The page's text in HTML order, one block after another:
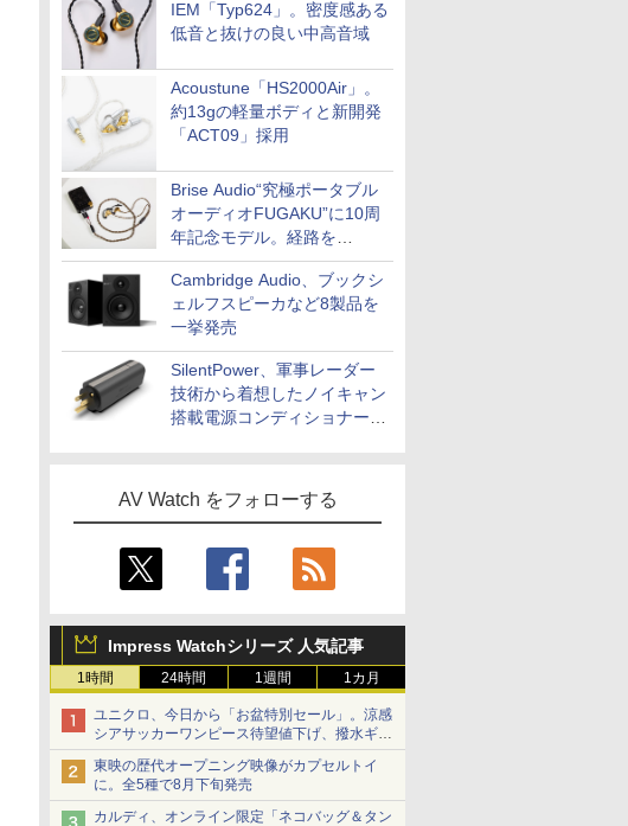
IEM「Typ624」。密度感ある
低音と抜けの良い中高音域
Acoustune「HS2000Air」。
約13gの軽量ボディと新開発
「ACT09」採用
Brise Audio“究極ポータブル
オーディオFUGAKU”に10周
年記念モデル。経路を
NISHIKIで統一。400万円
Cambridge Audio、ブックシ
ェルフスピーカなど8製品を
一挙発売
SilentPower、軍事レーダー
技術から着想したノイキャン
搭載電源コンディショナー
AV Watch をフォローする
Impress Watchシリーズ 人気記事
1時間 24時間 1週間 1カ月
ユニクロ、今日から「お盆特別セール」。涼感
シアサッカーワンピース待望値下げ、撥水ギア
ショーツは1990円に
東映の歴代オープニング映像がカプセルトイ
に。全5種で8月下旬発売
カルディ、オンライン限定「ネコバッグ＆タン